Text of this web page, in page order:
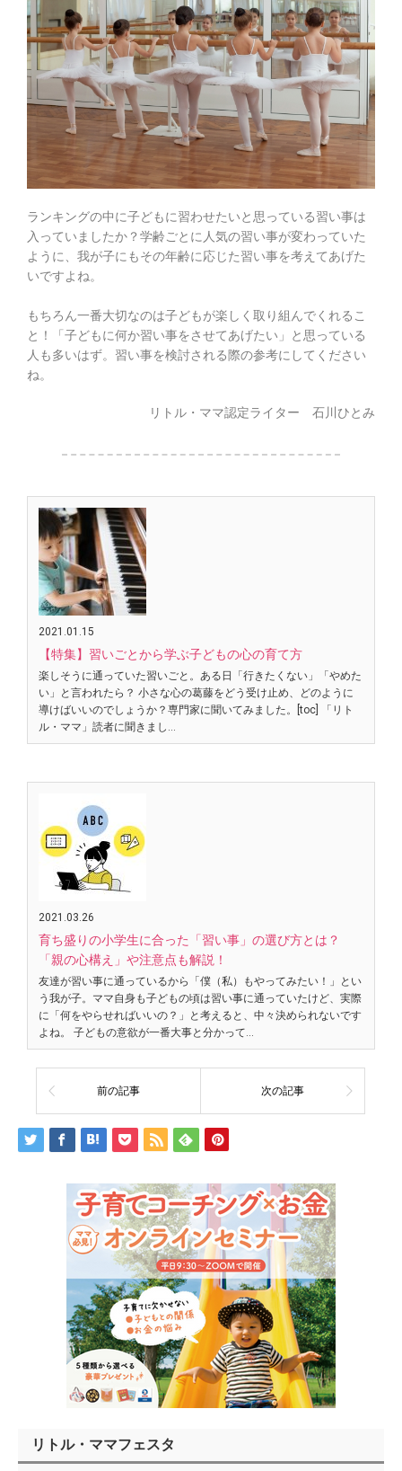
ランキングの中に子どもに習わせたいと思っている習い事は
入っていましたか？学齢ごとに人気の習い事が変わっていた
ように、我が子にもその年齢に応じた習い事を考えてあげた
いですよね。
もちろん一番大切なのは子どもが楽しく取り組んでくれるこ
と！「子どもに何か習い事をさせてあげたい」と思っている
人も多いはず。習い事を検討される際の参考にしてください
ね。
リトル・ママ認定ライター 石川ひとみ
2021.01.15
【特集】習いごとから学ぶ子どもの心の育て方
楽しそうに通っていた習いごと。ある日「行きたくない」「やめた
い」と言われたら？ 小さな心の葛藤をどう受け止め、どのように
導けばいいのでしょうか？専門家に聞いてみました。[toc] 「リト
ル・ママ」読者に聞きまし…
2021.03.26
育ち盛りの小学生に合った「習い事」の選び方とは？
「親の心構え」や注意点も解説！
友達が習い事に通っているから「僕（私）もやってみたい！」とい
う我が子。ママ自身も子どもの頃は習い事に通っていたけど、実際
に「何をやらせればいいの？」と考えると、中々決められないです
よね。 子どもの意欲が一番大事と分かって…
前の記事 次の記事
リトル・ママフェスタ